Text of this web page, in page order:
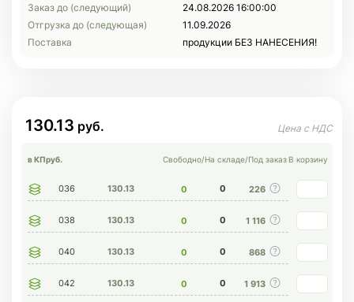
Заказ до (следующий)
24.08.2026 16:00:00
Отгрузка до (следующая)
11.09.2026
Поставка
продукции БЕЗ НАНЕСЕНИЯ!
130.13
в КПруб. Свободно/На складе/Под заказ В корзину
036 130.13 0 0 226
038 130.13 0 0 1 116
040 130.13 0 0 868
042 130.13 0 0 1 913